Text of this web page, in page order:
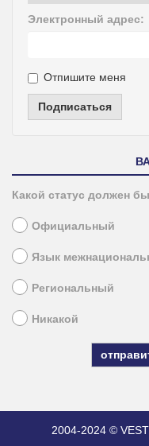
Электронный адрес:
Отпишите меня
Подписаться
Какой статус должен
Официальный
Язык
Региональный
Никакой
2004-2024 ©